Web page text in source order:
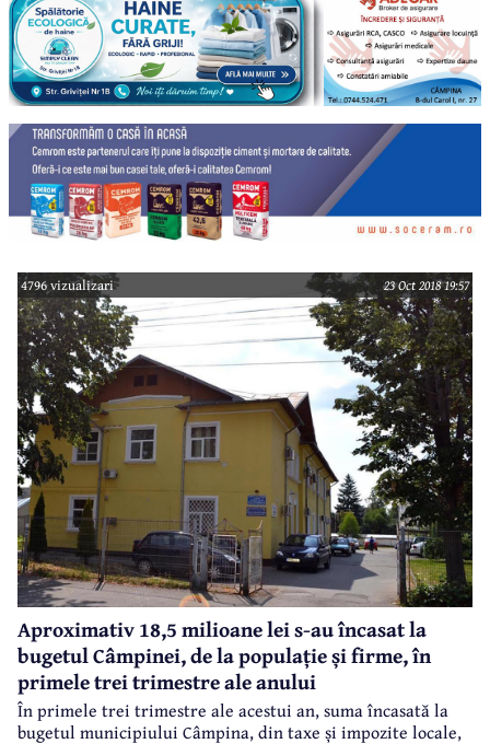
4796 vizualizari 23 Oct 2018 19:57
Aproximativ 18,5 milioane lei s-au încasat la
bugetul Câmpinei, de la populație și firme, în
primele trei trimestre ale anului
În primele trei trimestre ale acestui an, suma încasată la
bugetul municipiului Câmpina, din taxe și impozite locale,